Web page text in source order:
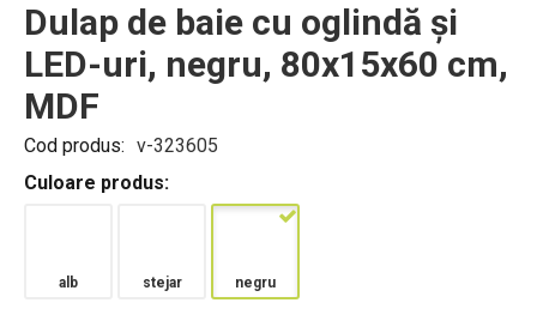
Dulap de baie cu oglindă și
LED-uri, negru, 80x15x60 cm,
MDF
Cod produs: v-323605
Culoare produs:
alb stejar negru